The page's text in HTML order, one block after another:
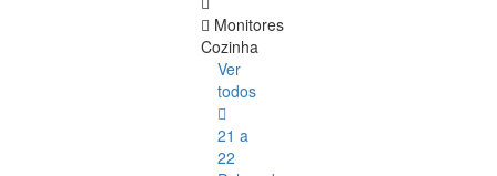
Monitores
Cozinha
Ver
todos
21 a
22